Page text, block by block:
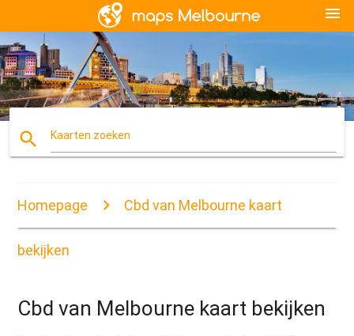
menu
search Kaarten zoeken
Homepage Cbd van Melbourne kaart
bekijken
Cbd van Melbourne kaart bekijken